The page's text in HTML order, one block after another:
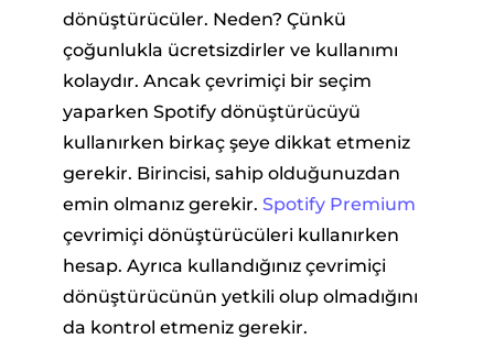
dönüştürücüler. Neden? Çünkü
çoğunlukla ücretsizdirler ve kullanımı
kolaydır. Ancak çevrimiçi bir seçim
yaparken Spotify dönüştürücüyü
kullanırken birkaç şeye dikkat etmeniz
gerekir. Birincisi, sahip olduğunuzdan
emin olmanız gerekir. Spotify Premium
çevrimiçi dönüştürücüleri kullanırken
hesap. Ayrıca kullandığınız çevrimiçi
dönüştürücünün yetkili olup olmadığını
da kontrol etmeniz gerekir.